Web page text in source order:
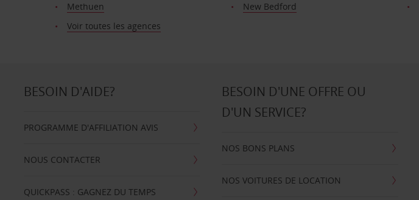
Methuen
New Bedford
Voir toutes les agences
BESOIN D'AIDE?
PROGRAMME D'AFFILIATION AVIS
NOUS CONTACTER
QUICKPASS : GAGNEZ DU TEMPS
BESOIN D'UNE OFFRE OU
D'UN SERVICE?
NOS BONS PLANS
NOS VOITURES DE LOCATION